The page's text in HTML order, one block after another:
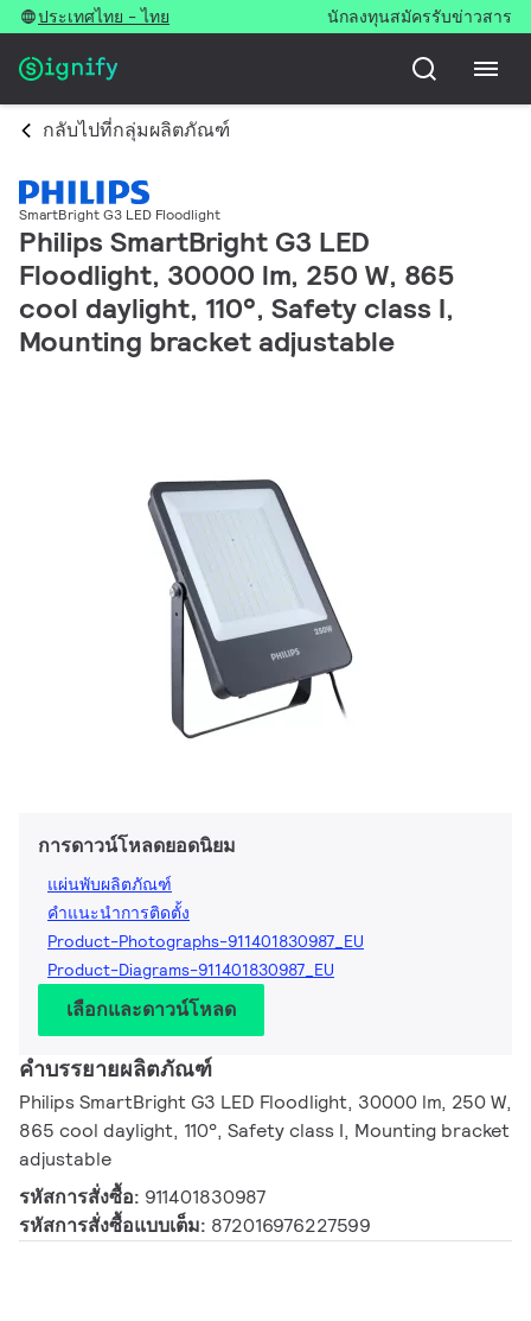
ประเทศไทย - ไทย นักลงทุนสมัครรับข่าวสาร
กลับไปที่กลุ่มผลิตภัณฑ์
SmartBright G3 LED Floodlight
Philips SmartBright G3 LED
Floodlight, 30000 lm, 250 W, 865
cool daylight, 110°, Safety class I,
Mounting bracket adjustable
การดาวน์โหลดยอดนิยม
แผ่นพับผลิตภัณฑ์
คำแนะนำการติดตั้ง
Product-Photographs-911401830987_EU
Product-Diagrams-911401830987_EU
เลือกและดาวน์โหลด
คำบรรยายผลิตภัณฑ์
Philips SmartBright G3 LED Floodlight, 30000 lm, 250 W,
865 cool daylight, 110°, Safety class I, Mounting bracket
adjustable
รหัสการสั่งซื้อ: 911401830987
รหัสการสั่งซื้อแบบเต็ม: 872016976227599